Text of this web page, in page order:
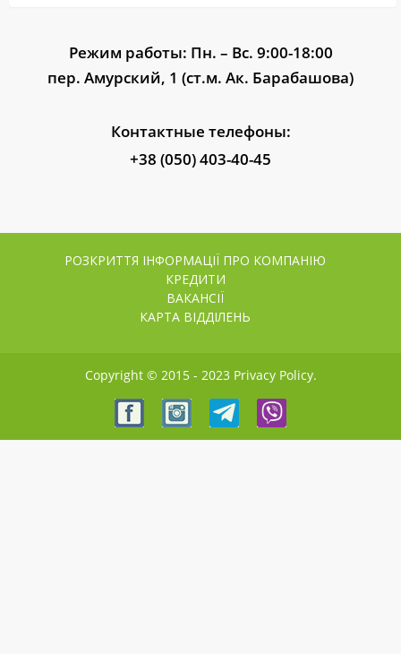
Режим работы: Пн. – Вс. 9:00-18:00
пер. Амурский, 1 (ст.м. Ак. Барабашова)
Контактные телефоны:
+38 (050) 403-40-45
РОЗКРИТТЯ ІНФОРМАЦІЇ ПРО КОМПАНІЮ
КРЕДИТИ
ВАКАНСІЇ
КАРТА ВІДДІЛЕНЬ
Copyright © 2015 - 2023 Privacy Policy.